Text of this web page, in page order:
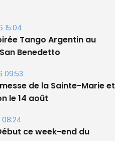
15:04
Tango Argentin au
Benedetto
09:53
de la Sainte-Marie et
le 14 août
ce week-end du